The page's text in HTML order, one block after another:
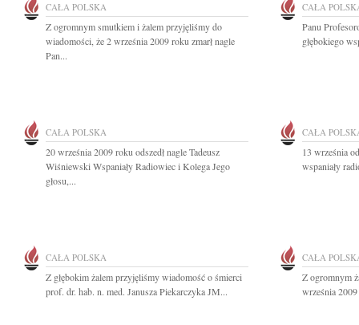
CAŁA POLSKA
Z ogromnym smutkiem i żalem przyjęliśmy do
wiadomości, że 2 września 2009 roku zmarł nagle
Pan...
CAŁA
Panu
głębokiego
CAŁA POLSKA
20 września 2009 roku odszedł nagle Tadeusz
Wiśniewski Wspaniały Radiowiec i Kolega Jego
głosu,...
CAŁA
13 września
wspaniały
CAŁA POLSKA
Z głębokim żalem przyjęliśmy wiadomość o śmierci
prof. dr. hab. n. med. Janusza Piekarczyka JM...
CAŁA
Z ogromnym
września 2009